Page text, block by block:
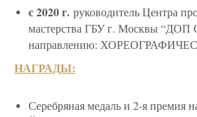
с 2020 г. руководитель Центра
мастерства ГБУ г. Москвы
направлению:
НАГРАДЫ:
Серебряная медаль и 2-я